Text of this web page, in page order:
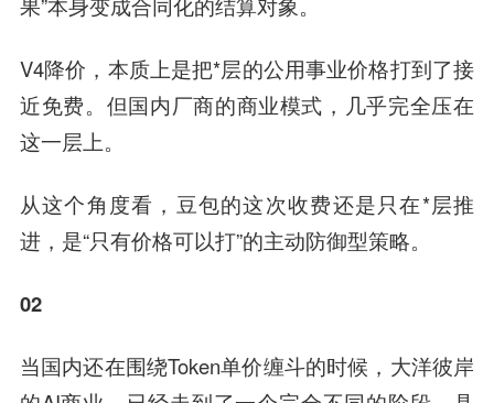
果”本身变成合同化的结算对象。
V4降价，本质上是把*层的公用事业价格打到了接
近免费。但国内厂商的商业模式，几乎完全压在
这一层上。
从这个角度看，豆包的这次收费还是只在*层推
进，是“只有价格可以打”的主动防御型策略。
02
当国内还在围绕Token单价缠斗的时候，大洋彼岸